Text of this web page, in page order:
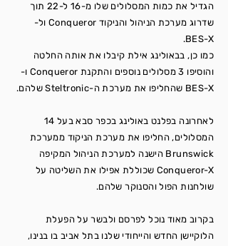
הגדיל את כמות המסלולים שלו מ-16 ל-22 תוך
שדרוג מערכת הניהול והניקוד Conqueror ול-
BES-X.
כמו כן, בבאולינג אילת קיבלו את אותה החלטה
והוסיפו 3 מסלולים נוספים והתקנת Conqueror ו-
BES-X שהחליפו את מערכת ה-Steltronic שלהם.
לאחרונה בפלנט באולינג בכפר סבא בעל 14
המסלולים, החליפו את מערכת הניקוד ממערכת
Brunswick הישנה למערכת הניהול המקיפה
Conqueror-X שכוללת אפילו את השליטה על
שולחנות הפול והסנוקר שלהם.
בקרוב מאוד נוכל לפרסם ולבשר על הפעלת
הלוקיישן החדש והייחודי שלנו בתל אביב בו בנינו,